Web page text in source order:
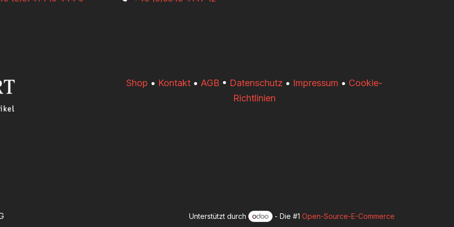
​​Shop • Kontakt• AGB • Datenschutz • Impressum • Cookie-
Richtlinien
Unterstützt durch - Die #1 Open-Source-E-Commerce